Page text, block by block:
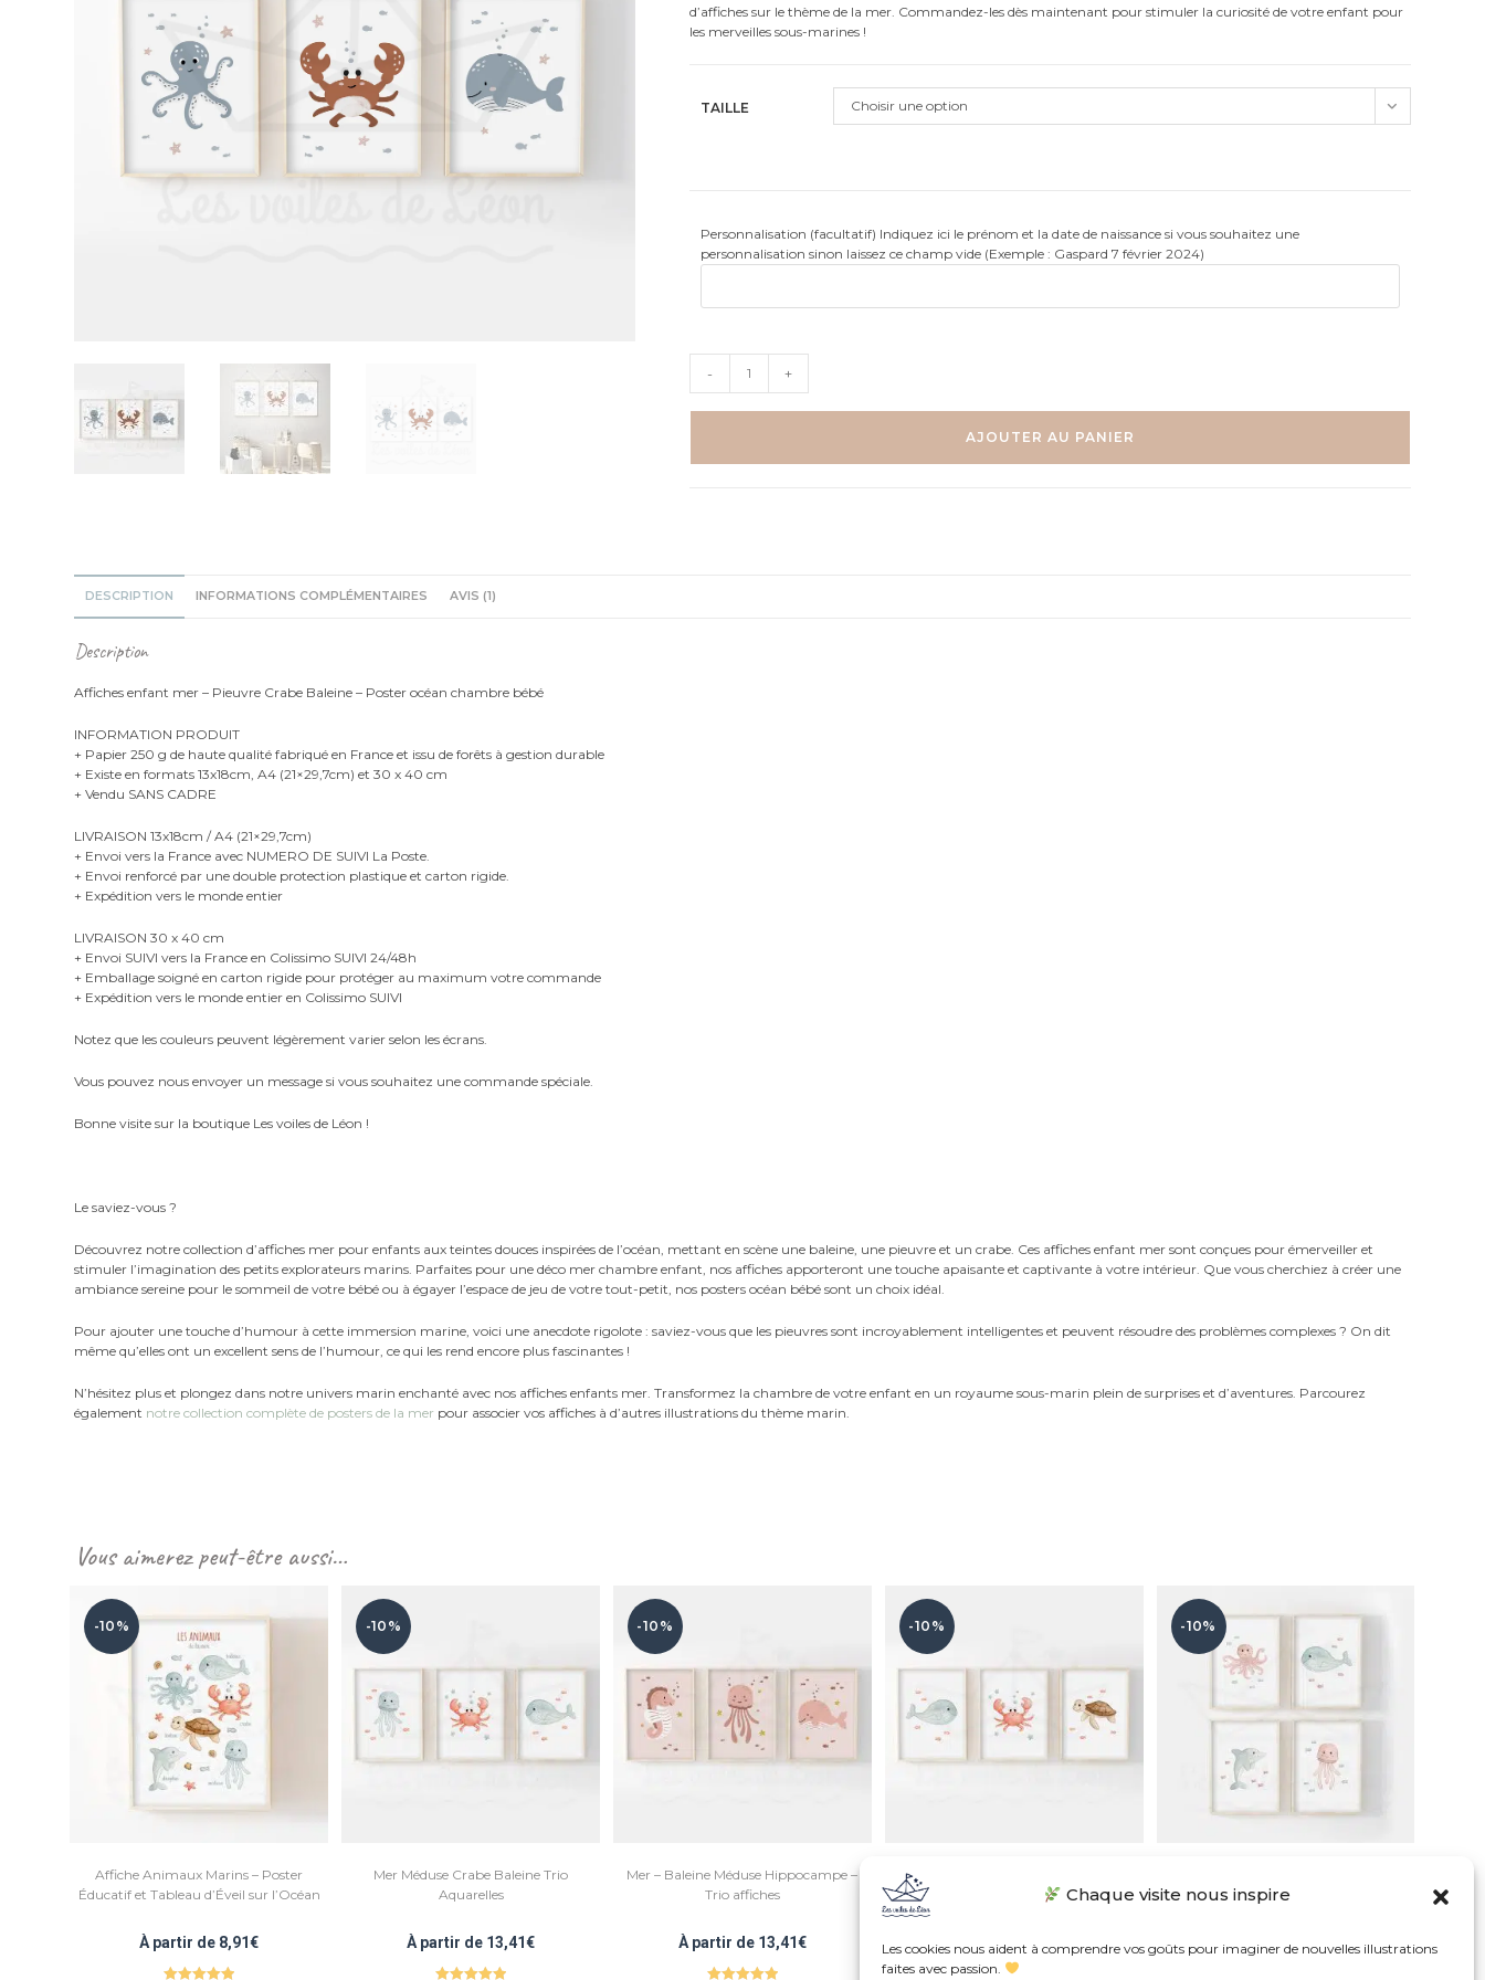
Chaque visite nous inspire
Les cookies nous aident à comprendre vos goûts pour imaginer de nouvelles illustrations
faites avec passion.
d’affiches sur le thème de la mer. Commandez-les dès maintenant pour stimuler la curiosité de votre enfant pour
les merveilles sous-marines !
TAILLE Choisir une option
Personnalisation (facultatif) Indiquez ici le prénom et la date de naissance si vous souhaitez une
personnalisation sinon laissez ce champ vide (Exemple : Gaspard 7 février 2024)
Mer
- +
AJOUTER AU PANIER
DESCRIPTION INFORMATIONS COMPLÉMENTAIRES AVIS (1)
Description
Affiches enfant mer – Pieuvre Crabe Baleine – Poster océan chambre bébé
INFORMATION PRODUIT
+ Papier 250 g de haute qualité fabriqué en France et issu de forêts à gestion durable
+ Existe en formats 13x18cm, A4 (21×29,7cm) et 30 x 40 cm
+ Vendu SANS CADRE
LIVRAISON 13x18cm / A4 (21×29,7cm)
+ Envoi vers la France avec NUMERO DE SUIVI La Poste.
+ Envoi renforcé par une double protection plastique et carton rigide.
+ Expédition vers le monde entier
LIVRAISON 30 x 40 cm
+ Envoi SUIVI vers la France en Colissimo SUIVI 24/48h
+ Emballage soigné en carton rigide pour protéger au maximum votre commande
+ Expédition vers le monde entier en Colissimo SUIVI
Notez que les couleurs peuvent légèrement varier selon les écrans.
Vous pouvez nous envoyer un message si vous souhaitez une commande spéciale.
Bonne visite sur la boutique Les voiles de Léon !
Le saviez-vous ?
Découvrez notre collection d’affiches mer pour enfants aux teintes douces inspirées de l’océan, mettant en scène une baleine, une pieuvre et un crabe. Ces affiches enfant mer sont conçues pour émerveiller et
stimuler l’imagination des petits explorateurs marins. Parfaites pour une déco mer chambre enfant, nos affiches apporteront une touche apaisante et captivante à votre intérieur. Que vous cherchiez à créer une
ambiance sereine pour le sommeil de votre bébé ou à égayer l’espace de jeu de votre tout-petit, nos posters océan bébé sont un choix idéal.
Pour ajouter une touche d’humour à cette immersion marine, voici une anecdote rigolote : saviez-vous que les pieuvres sont incroyablement intelligentes et peuvent résoudre des problèmes complexes ? On dit
même qu’elles ont un excellent sens de l’humour, ce qui les rend encore plus fascinantes !
N’hésitez plus et plongez dans notre univers marin enchanté avec nos affiches enfants mer. Transformez la chambre de votre enfant en un royaume sous-marin plein de surprises et d’aventures. Parcourez
également notre collection complète de posters de la mer pour associer vos affiches à d’autres illustrations du thème marin.
Vous aimerez peut-être aussi…
-10%
Affiche Animaux Marins – Poster
Éducatif et Tableau d’Éveil sur l’Océan
À partir de 8,91€
-10%
Mer Méduse Crabe Baleine Trio
Aquarelles
À partir de 13,41€
-10%
Mer – Baleine Méduse Hippocampe –
Trio affiches
À partir de 13,41€
-10%
Mer Tortue Crabe Baleine Trio Aquarelles
Note4.95
-10%
Quatuor Aquarelles
À partir de 17,91€